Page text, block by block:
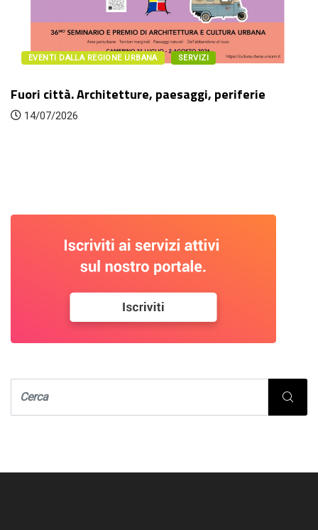
EVENTI DALLA REGIONE URBANA SERVIZI
Fuori città. Architetture, paesaggi, periferie
14/07/2026